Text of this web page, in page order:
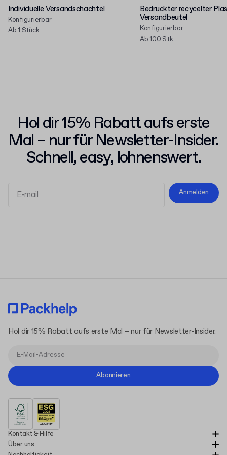
Individuelle Versandschachtel
Konfigurierbar
Ab 1 Stück
Bedruckter recycelter
Versandbeutel
Konfigurierbar
Ab 100 Stk.
Hol dir 15% Rabatt aufs erste
Mal – nur für Newsletter-Insider.
Schnell, easy, lohnenswert.
Anmelden
Kontakt & Hilfe
Über uns
Hol dir 15% Rabatt aufs erste Mal – nur für Newsletter-Insider.
Abonnieren